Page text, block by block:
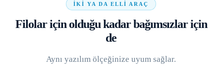
İKI YA DA ELLI ARAÇ
Filolar için olduğu kadar bağımsızlar için
de
Aynı yazılım ölçeğinize uyum sağlar.